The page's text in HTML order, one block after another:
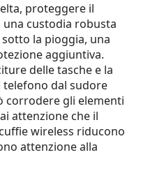
proteggere il
custodia robusta
la pioggia, una
aggiuntiva.
delle tasche e la
telefono dal sudore
corrodere gli elementi
attenzione che il
wireless riducono
attenzione alla